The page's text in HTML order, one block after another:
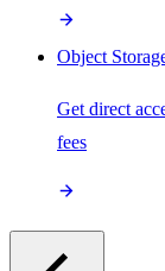
Object
Get direct
fees